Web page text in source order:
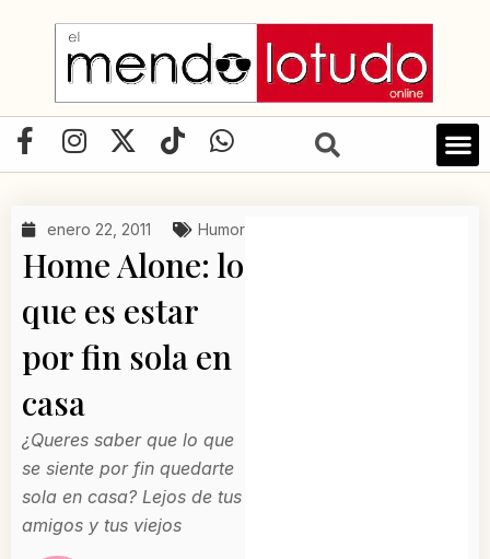
contenido
F
a
e
b
o
o
k
-
f
I
n
t
g
r
a
m
X
-
w
i
t
t
e
r
T
i
t
o
k
W
h
t
s
a
enero 22, 2011 Humor
Home Alone: lo
que es estar
por fin sola en
casa
¿Queres saber que lo que
se siente por fin quedarte
sola en casa? Lejos de tus
amigos y tus viejos